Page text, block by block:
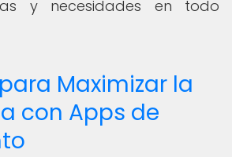
y necesidades en todo
Maximizar la
con Apps de